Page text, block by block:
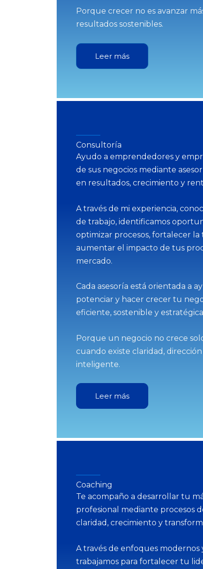
Porque crecer no es avanzar
resultados sostenibles.
Leer más
Consultoría
Ayudo a emprendedores y
de sus negocios mediante
en resultados, crecimiento y
A través de mi experiencia,
de trabajo, identificamos
optimizar procesos, fortalecer la
aumentar el impacto de tus
mercado.
Cada asesoría está orientada a
potenciar y hacer crecer tu
eficiente, sostenible y
Porque un negocio no crece
cuando existe claridad,
inteligente.
Leer más
Coaching
Te acompaño a desarrollar tu
profesional mediante procesos
claridad, crecimiento y
A través de enfoques modernos
trabajamos para fortalecer tu